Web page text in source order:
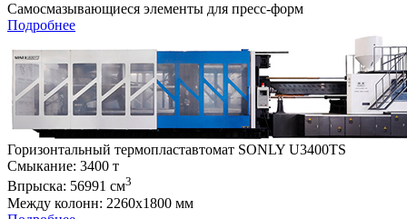
Самосмазывающиеся элементы для пресс-форм
Подробнее
Горизонтальный термопластавтомат SONLY U3400TS
Cмыкание: 3400 т
Впрыска: 56991 см3
Между колонн: 2260х1800 мм